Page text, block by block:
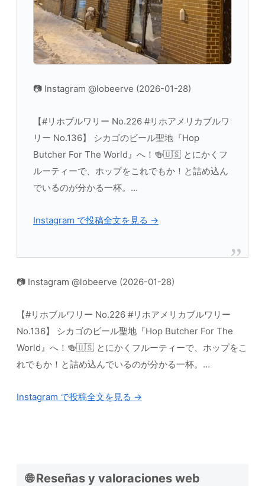
📷 Instagram @lobeerve (2026-01-28)
【#リホブルワリー No.226 #リホアメリカブルワ
リー No.136】 シカゴのビール聖地『Hop
Butcher For The World』へ！🍻🇺🇸 とにかくフ
ルーティーで、ホップをこれでもか！と詰め込ん
でいるのが分かる一杯。…
Instagram で投稿全文を見る →
📷 Instagram @lobeerve (2026-01-28)
【#リホブルワリー No.226 #リホアメリカブルワリー
No.136】 シカゴのビール聖地『Hop Butcher For The
World』へ！🍻🇺🇸 とにかくフルーティーで、ホップをこ
れでもか！と詰め込んでいるのが分かる一杯。…
Instagram で投稿全文を見る →
🌐 Reseñas y valoraciones web